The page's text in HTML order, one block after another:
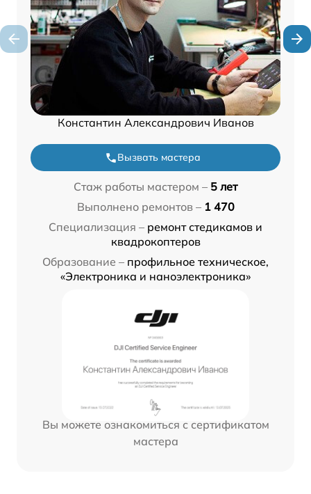
Константин Александрович Иванов
Вызвать мастера
Стаж работы мастером – 5 лет
Выполнено ремонтов – 1 470
Специализация – ремонт стедикамов и
квадрокоптеров
Образование – профильное техническое,
«Электроника и наноэлектроника»
Вы можете ознакомиться с сертификатом
мастера